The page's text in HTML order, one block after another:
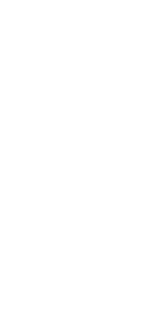
empresarial
em
e com
limitações
da